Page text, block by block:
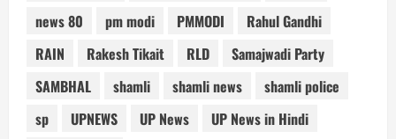
news 80
pm modi PMMODI
Rahul Gandhi
RAIN
Rakesh Tikait RLD
Samajwadi Party
SAMBHAL
shamli shamli news
shamli police
sp
UPNEWS UP News
UP News in Hindi